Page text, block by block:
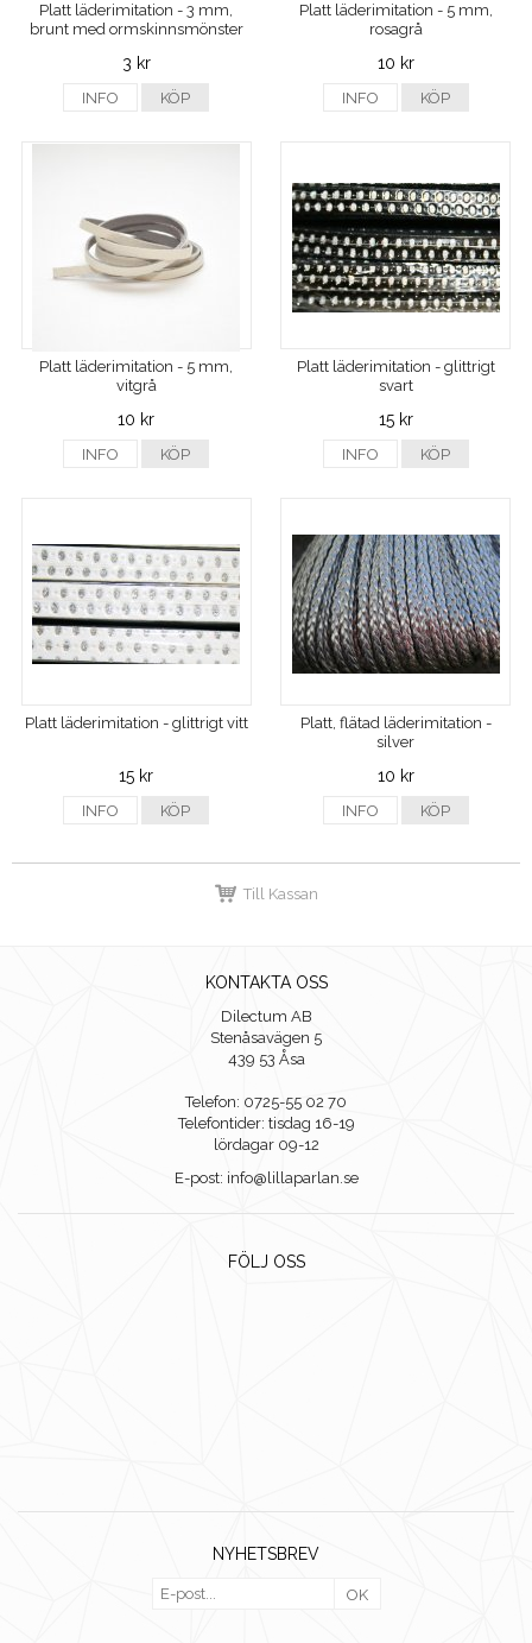
Platt läderimitation - 3 mm,
brunt med ormskinnsmönster
3 kr
INFO KÖP
Platt läderimitation - 5 mm,
rosagrå
10 kr
INFO KÖP
Platt läderimitation - 5 mm,
vitgrå
10 kr
INFO KÖP
Platt läderimitation - glittrigt
svart
15 kr
INFO KÖP
Platt läderimitation - glittrigt vitt
15 kr
INFO KÖP
Platt, flätad läderimitation -
silver
10 kr
INFO KÖP
Till Kassan
KONTAKTA OSS
Dilectum AB
Stenåsavägen 5
439 53 Åsa
Telefon: 0725-55 02 70
Telefontider: tisdag 16-19
lördagar 09-12
E-post: info@lillaparlan.se
FÖLJ OSS
NYHETSBREV
OK